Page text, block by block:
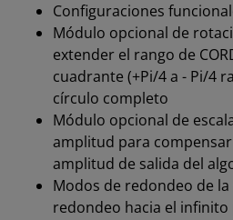
Configuraciones
Módulo opcional de
extender el rango de
cuadrante (+Pi/4 a - Pi/4
círculo completo
Módulo opcional de
amplitud para
amplitud de salida del
Modos de redondeo de
redondeo hacia el